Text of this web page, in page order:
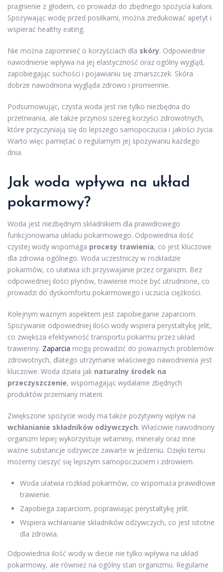
pragnienie z głodem, co prowadzi do zbędnego spożycia kalorii.
Spożywając wodę przed posiłkami, można zredukować apetyt i
wspierać healthy eating.
Nie można zapomnieć o korzyściach dla skóry. Odpowiednie
nawodnienie wpływa na jej elastyczność oraz ogólny wygląd,
zapobiegając suchości i pojawianiu się zmarszczek. Skóra
dobrze nawodniona wygląda zdrowo i promiennie.
Podsumowując, czysta woda jest nie tylko niezbędna do
przetrwania, ale także przynosi szereg korzyści zdrowotnych,
które przyczyniają się do lepszego samopoczucia i jakości życia.
Warto więc pamiętać o regularnym jej spożywaniu każdego
dnia.
Jak woda wpływa na układ
pokarmowy?
Woda jest niezbędnym składnikiem dla prawidłowego
funkcjonowania układu pokarmowego. Odpowiednia ilość
czystej wody wspomaga procesy trawienia, co jest kluczowe
dla zdrowia ogólnego. Woda uczestniczy w rozkładzie
pokarmów, co ułatwia ich przyswajanie przez organizm. Bez
odpowiedniej ilości płynów, trawienie może być utrudnione, co
prowadzi do dyskomfortu pokarmowego i uczucia ciężkości.
Kolejnym ważnym aspektem jest zapobieganie zaparciom.
Spożywanie odpowiedniej ilości wody wspiera perystaltykę jelit,
co zwiększa efektywność transportu pokarmu przez układ
trawienny. Zaparcia mogą prowadzić do poważnych problemów
zdrowotnych, dlatego utrzymanie właściwego nawodnienia jest
kluczowe. Woda działa jak naturalny środek na
przeczyszczenie, wspomagając wydalanie zbędnych
produktów przemiany materii.
Zwiększone spożycie wody ma także pozytywny wpływ na
wchłanianie składników odżywczych. Właściwie nawodniony
organizm lepiej wykorzystuje witaminy, minerały oraz inne
ważne substancje odżywcze zawarte w jedzeniu. Dzięki temu
możemy cieszyć się lepszym samopoczuciem i zdrowiem.
Woda ułatwia rozkład pokarmów, co wspomaża prawidłowe
trawienie.
Zapobiega zaparciom, poprawiając perystaltykę jelit.
Wspiera wchłanianie składników odżywczych, co jest istotne
dla zdrowia.
Odpowiednia ilość wody w diecie nie tylko wpływa na układ
pokarmowy, ale również na ogólny stan organizmu. Regularne